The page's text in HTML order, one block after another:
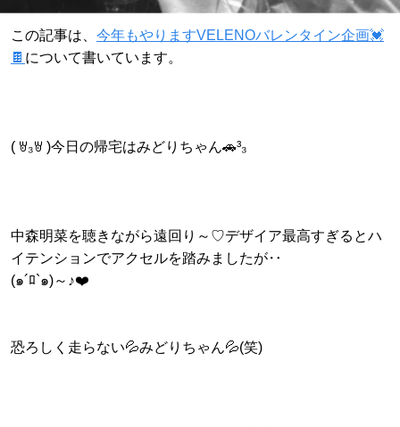
この記事は、 今年もやりますVELENOバレンタイン企画💓
🍫 について書いています。
( ꇐ₃ꇐ )今日の帰宅はみどりちゃん🚗³₃
中森明菜を聴きながら遠回り～♡デザイア最高すぎるとハ
イテンションでアクセルを踏みましたが‥
(๑´ﾛ`๑)～♪❤️
恐ろしく走らない💦みどりちゃん💦(笑)